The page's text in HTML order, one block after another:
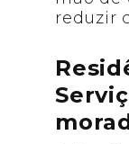
reduzir